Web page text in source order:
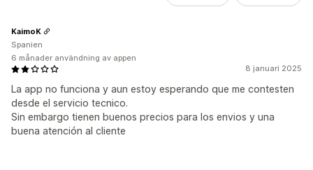
8 januari 2025
La app no funciona y aun estoy esperando que me contesten
desde el servicio tecnico.
Sin embargo tienen buenos precios para los envios y una
buena atención al cliente
KaimoK
Spanien
6 månader användning av appen